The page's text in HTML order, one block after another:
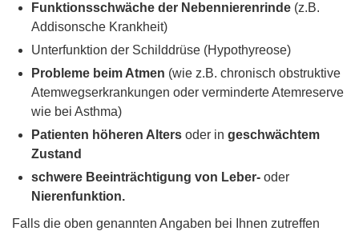
Funktionsschwäche der Nebennierenrinde (z.B.
Addisonsche Krankheit)
Unterfunktion der Schilddrüse (Hypothyreose)
Probleme beim Atmen (wie z.B. chronisch obstruktive
Atemwegserkrankungen oder verminderte Atemreserve
wie bei Asthma)
Patienten höheren Alters oder in geschwächtem
Zustand
schwere Beeinträchtigung von Leber- oder
Nierenfunktion.
Falls die oben genannten Angaben bei Ihnen zutreffen